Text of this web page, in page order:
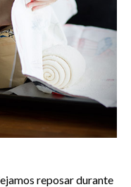
reposar durante